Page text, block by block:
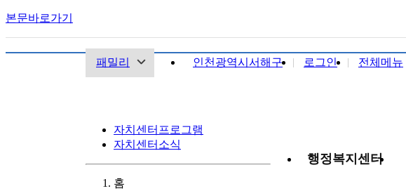
본문바로가기
패밀리 인천광역시서해구 로그인 전체메뉴
행정복지센터
자치센터프로그램
자치센터소식
홈